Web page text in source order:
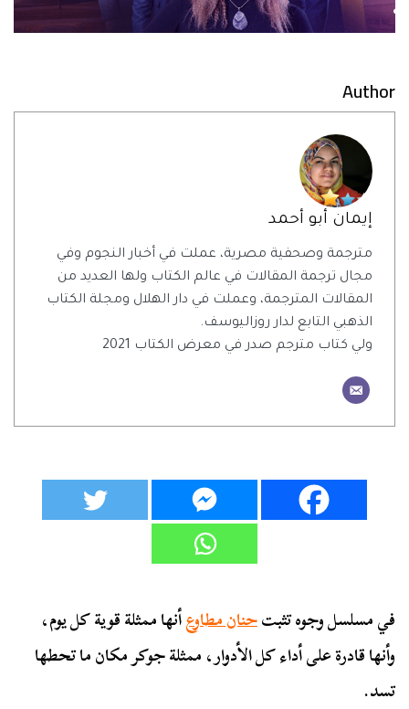
Author
إيمان أبو أحمد
مترجمة وصحفية مصرية، عملت في أخبار النجوم وفي
مجال ترجمة المقالات في عالم الكتاب ولها العديد من
المقالات المترجمة، وعملت في دار الهلال ومجلة الكتاب
الذهبي التابع لدار روزاليوسف.
ولي كتاب مترجم صدر في معرض الكتاب 2021
في مسلسل وجوه تثبتحنان مطاوعأنها ممثلة قوية كل يوم،
وأنها قادرة على أداء كل الأدوار، ممثلة جوكر مكان ما تحطها
تسد.